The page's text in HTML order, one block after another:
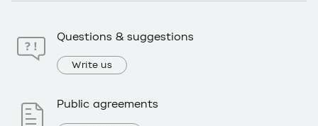
Questions & suggestions
Write us
Public agreements